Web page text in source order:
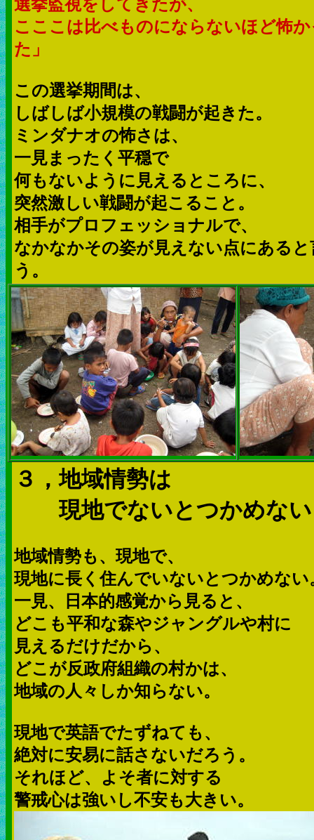
選挙監視をしてきたが、
こここは比べものにならないほど怖
た」
この選挙期間は、
しばしば小規模の戦闘が起きた。
ミンダナオの怖さは、
一見まったく平穏で
何もないように見えるところに、
突然激しい戦闘が起こること。
相手がプロフェッショナルで、
なかなかその姿が見えない点にあると
う。
３，地域情勢は
現地でないとつかめない
地域情勢も、現地で、
現地に長く住んでいないとつかめない
一見、日本的感覚から見ると、
どこも平和な森やジャングルや村に
見えるだけだから、
どこが反政府組織の村かは、
地域の人々しか知らない。
現地で英語でたずねても、
絶対に安易に話さないだろう。
それほど、よそ者に対する
警戒心は強いし不安も大きい。